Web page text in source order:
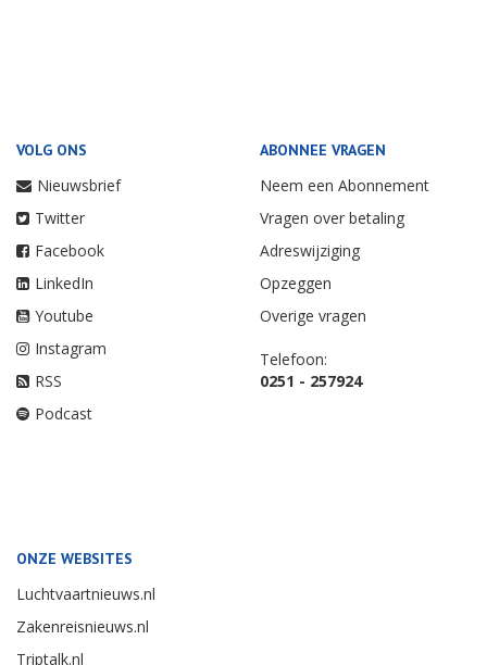
VOLG ONS
Nieuwsbrief
Twitter
Facebook
LinkedIn
Youtube
Instagram
RSS
Podcast
ABONNEE VRAGEN
Neem een Abonnement
Vragen over betaling
Adreswijziging
Opzeggen
Overige vragen
Telefoon:
0251 - 257924
ONZE WEBSITES
Luchtvaartnieuws.nl
Zakenreisnieuws.nl
Triptalk.nl